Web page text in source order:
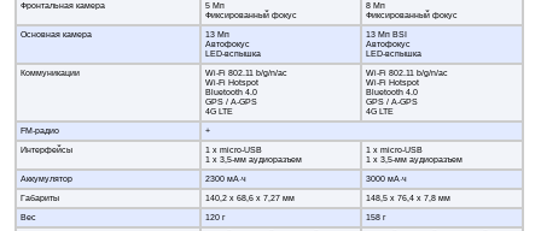
Фронтальная камера
5 Мп
Фиксированный фокус
8 Мп
Фиксированный фокус
Основная камера
13 Мп
Автофокус
LED-вспышка
13 Мп BSI
Автофокус
LED-вспышка
Коммуникации
Wi-Fi 802.11 b/g/n/ac
Wi-Fi Hotspot
Bluetooth 4.0
GPS / A-GPS
4G LTE
Wi-Fi 802.11 b/g/n/ac
Wi-Fi Hotspot
Bluetooth 4.0
GPS / A-GPS
4G LTE
FM-радио
+
Интерфейсы
1 x micro-USB
1 x 3,5-мм аудиоразъем
1 x micro-USB
1 x 3,5-мм аудиоразъем
Аккумулятор
2300 мА·ч
3000 мА·ч
Габариты
140,2 х 68,6 x 7,27 мм
148,5 х 76,4 x 7,8 мм
Вес
120 г
158 г